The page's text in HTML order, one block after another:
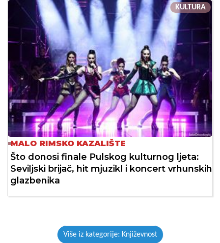
KULTURA
MALO RIMSKO KAZALIŠTE
Što donosi finale Pulskog kulturnog ljeta:
Seviljski brijač, hit mjuzikl i koncert vrhunskih
glazbenika
Više iz kategorije: Književnost